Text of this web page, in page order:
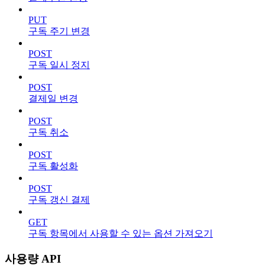
PUT
구독 주기 변경
POST
구독 일시 정지
POST
결제일 변경
POST
구독 취소
POST
구독 활성화
POST
구독 갱신 결제
GET
구독 항목에서 사용할 수 있는 옵션 가져오기
사용량 API